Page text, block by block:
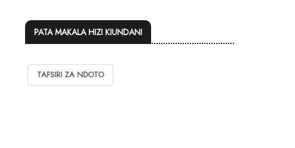
PATA MAKALA HIZI KIUNDANI
TAFSIRI ZA NDOTO